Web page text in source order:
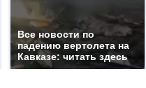
Все новости по
падению вертолета на
Кавказе: читать здесь